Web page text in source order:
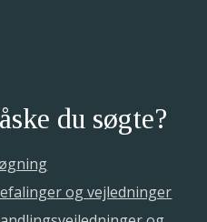
du søgte?
og vejledninger